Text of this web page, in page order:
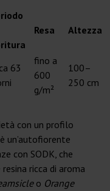
Resa Altezza
63
fino a
600
g/m²
100–
250 cm
con un profilo
è un’autofiorente
con SODK, che
ricca di aroma
o Orange